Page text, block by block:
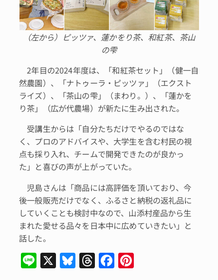
（左から）ピッツァ、蓮かをり茶、和紅茶、茶山
の雫
2年目の2024年度は、「和紅茶セット」（健一自
然農園）、「ナトゥーラ・ピッツァ」（エクスト
ライズ）、「茶山の雫」（まわり。）、「蓮かを
り茶」（広が代農場）が新たに生み出された。
受講生からは「自分たちだけでやるのではな
く、プロのアドバイスや、大学生を含む村民の視
点も採り入れ、チームで開発できたのが良かっ
た」と喜びの声が上がっていた。
児島さんは「商品には高評価を頂いており、今
後一般販売だけでなく、ふるさと納税の返礼品に
していくことも検討中なので、山添村産品から生
まれた愛せる品々を日本中に広めていきたい」と
話した。
Li X Bl T F